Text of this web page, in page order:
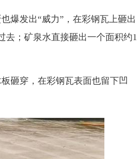
发出“威力”，在彩钢瓦上砸出
去；矿泉水直接砸出一个面积约1
砸穿，在彩钢瓦表面也留下凹